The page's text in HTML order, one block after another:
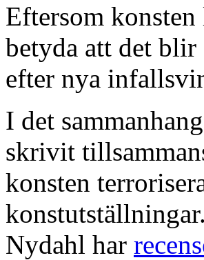
Eftersom
betyda att det
efter nya
I det
skrivit
konsten
Nydahl har